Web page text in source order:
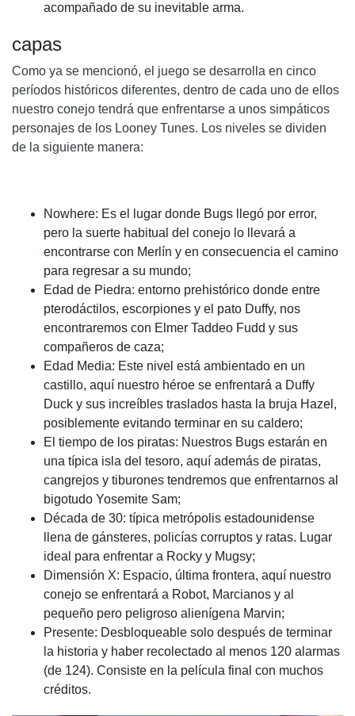
acompañado de su inevitable arma.
capas
Como ya se mencionó, el juego se desarrolla en cinco
períodos históricos diferentes, dentro de cada uno de ellos
nuestro conejo tendrá que enfrentarse a unos simpáticos
personajes de los Looney Tunes. Los niveles se dividen
de la siguiente manera:
Nowhere: Es el lugar donde Bugs llegó por error,
pero la suerte habitual del conejo lo llevará a
encontrarse con Merlín y en consecuencia el camino
para regresar a su mundo;
Edad de Piedra: entorno prehistórico donde entre
pterodáctilos, escorpiones y el pato Duffy, nos
encontraremos con Elmer Taddeo Fudd y sus
compañeros de caza;
Edad Media: Este nivel está ambientado en un
castillo, aquí nuestro héroe se enfrentará a Duffy
Duck y sus increíbles traslados hasta la bruja Hazel,
posiblemente evitando terminar en su caldero;
El tiempo de los piratas: Nuestros Bugs estarán en
una típica isla del tesoro, aquí además de piratas,
cangrejos y tiburones tendremos que enfrentarnos al
bigotudo Yosemite Sam;
Década de 30: típica metrópolis estadounidense
llena de gánsteres, policías corruptos y ratas. Lugar
ideal para enfrentar a Rocky y Mugsy;
Dimensión X: Espacio, última frontera, aquí nuestro
conejo se enfrentará a Robot, Marcianos y al
pequeño pero peligroso alienígena Marvin;
Presente: Desbloqueable solo después de terminar
la historia y haber recolectado al menos 120 alarmas
(de 124). Consiste en la película final con muchos
créditos.